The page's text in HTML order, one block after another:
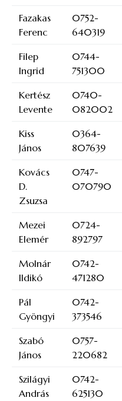
Fazakas
Ferenc
0752-
640319
Filep
Ingrid
0744-
751300
Kertész
Levente
0740-
082002
Kiss
János
0364-
807639
Kovács
D.
Zsuzsa
0747-
070790
Mezei
Elemér
0724-
892797
Molnár
Ildikó
0742-
471280
Pál
Gyöngyi
0742-
373546
Szabó
János
0757-
220682
Szilágyi
András
0742-
625130